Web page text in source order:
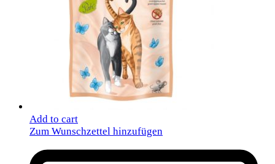
Add to cart
Zum Wunschzettel hinzufügen